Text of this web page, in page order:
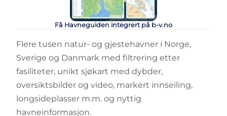
Få Havneguiden integrert på b-v.no
Flere tusen natur- og gjestehavner i Norge,
Sverige og Danmark med filtrering etter
fasiliteter, unikt sjøkart med dybder,
oversiktsbilder og video, markert innseiling,
longsideplasser m.m. og nyttig
havneinformasjon.